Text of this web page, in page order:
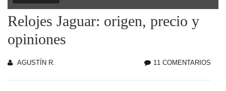
Relojes Jaguar: origen, precio y
opiniones
AGUSTÍN R. 11 COMENTARIOS